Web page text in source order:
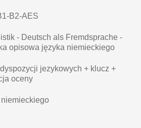
B2-AES
- Deutsch als Fremdsprache -
opisowa języka niemieckiego
jezykowych + klucz +
oceny